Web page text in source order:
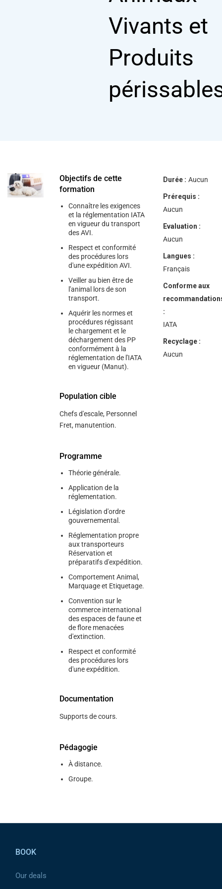
Vivants et
Produits
Objectifs de cette
formation
Connaître les exigences
et la réglementation IATA
en vigueur du transport
des AVI.
Respect et conformité
des procédures lors
d'une expédition AVI.
Veiller au bien être de
l'animal lors de son
transport.
Aquérir les normes et
procédures régissant
le chargement et le
déchargement des PP
conformément à la
réglementation de l'IATA
en vigueur (Manut).
Population cible
Chefs d'escale, Personnel
Fret, manutention.
Programme
Théorie générale.
Application de la
réglementation.
Législation d'ordre
gouvernemental.
Réglementation propre
aux transporteurs
Réservation et
préparatifs d'expédition.
Comportement Animal,
Marquage et Etiquetage.
Convention sur le
commerce international
des espaces de faune et
de flore menacées
d'extinction.
Respect et conformité
des procédures lors
d'une expédition.
Documentation
Supports de cours.
Pédagogie
À distance.
Groupe.
Durée : Aucun
Prérequis :
Aucun
Evaluation :
Aucun
Langues :
Français
Conforme aux
:
IATA
Recyclage :
Aucun
BOOK
Our deals